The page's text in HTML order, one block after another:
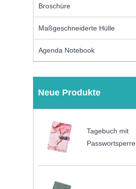
Broschüre
Maßgeschneiderte Hülle
Agenda Notebook
Neue Produkte
Tagebuch mit
Passwortsperre